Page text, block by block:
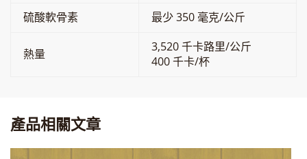
硫酸軟骨素
最少 350 毫克/公斤
熱量
3,520 千卡路里/公斤
400 千卡/杯
產品相關文章